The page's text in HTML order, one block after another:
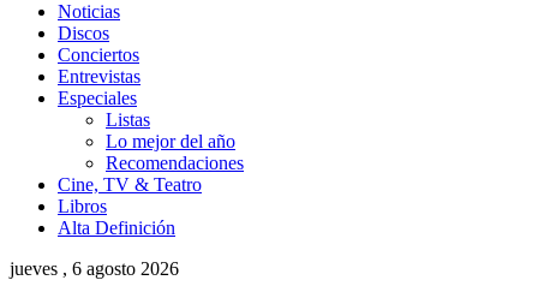
Noticias
Discos
Conciertos
Entrevistas
Especiales
Listas
Lo mejor del año
Recomendaciones
Cine, TV & Teatro
Libros
Alta Definición
jueves , 6 agosto 2026